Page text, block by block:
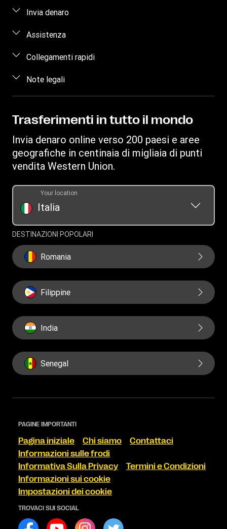
Invia denaro
Come inviare denaro
Trova agenzie
Scarica app
Invia denaro su conto bancario
Swift/BIC
Assistenza
Domande frequenti
Collegamenti rapidi
Accedi/Registrati
Diventa un agente
Scopri Forexchange
Ricarica Telefonica
Note legali
Informativa Sulla Privacy
Resoconto reclami
Documento sulla trasparenza per le transazioni online
agenzie
Trasferimenti in tutto il mondo
Invia denaro online verso 200 paesi e aree
geografiche in centinaia di migliaia di punti
vendita Western Union.
Italia
Your location
DESTINAZIONI POPOLARI
Romania
Filippine
India
Senegal
PAGINE IMPORTANTI
Pagina iniziale Chi siamo
Contattaci
Informazioni sulle frodi
Informativa Sulla Privacy
Termini e Condizioni
Informazioni sui cookie
Impostazioni dei cookie
TROVACI SUI SOCIAL